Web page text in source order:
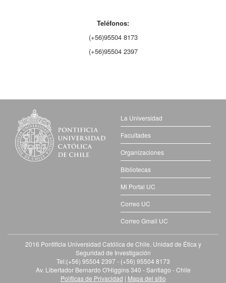
Teléfonos:
(+56)95504 8173
(+56)95504 2397
La Universidad
Facultades
Organizaciones
Bibliotecas
Mi Portal UC
Correo UC
Correo Gmail UC
2016 Pontificia Universidad Católica de Chile. Unidad de Ética y
Seguridad de Investigación
Tel:(+56) 95504 2397 - (+56) 95504 8173
Av. Libertador Bernardo O'Higgins 340 - Santiago - Chile
Políticas de Privacidad | Mapa del sitio